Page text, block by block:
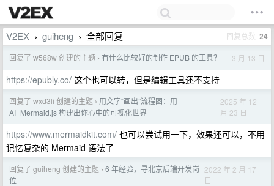
V2EX › guiheng › 全部回复 回复总数 24
回复了 w568w 创建的主题 › 有什么比较好的制作 EPUB 的工具？ 3 月 13 日
https://epubly.co/ 这个也可以转，但是编辑工具还不支持
回复了 wxd3li 创建的主题 › 用文字“画出”流程图：用
AI+Mermaid.js 构建出你心中的可视化世界
2025 年 12
月 23 日
https://www.mermaidkit.com/ 也可以尝试用一下，效果还可以，不用
记忆复杂的 Mermaid 语法了
回复了 guiheng 创建的主题 › 6 年经验，寻北京后端开发岗
位
2022 年 2 月 17
日